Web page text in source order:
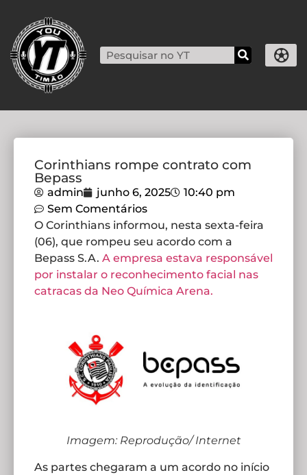
Corinthians rompe contrato com
Bepass
admin junho 6, 2025
10:40 pm
Sem Comentários
O Corinthians informou, nesta sexta-feira
(06), que rompeu seu acordo com a
Bepass S.A. A empresa estava responsável
por instalar o reconhecimento facial nas
catracas da Neo Química Arena.
Imagem: Reprodução/ Internet
As partes chegaram a um acordo no início